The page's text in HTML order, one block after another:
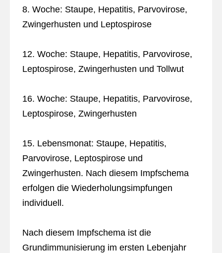
8. Woche: Staupe, Hepatitis, Parvovirose,
Zwingerhusten und Leptospirose
12. Woche: Staupe, Hepatitis, Parvovirose,
Leptospirose, Zwingerhusten und Tollwut
16. Woche: Staupe, Hepatitis, Parvovirose,
Leptospirose, Zwingerhusten
15. Lebensmonat: Staupe, Hepatitis,
Parvovirose, Leptospirose und
Zwingerhusten. Nach diesem Impfschema
erfolgen die Wiederholungsimpfungen
individuell.
Nach diesem Impfschema ist die
Grundimmunisierung im ersten Lebenjahr